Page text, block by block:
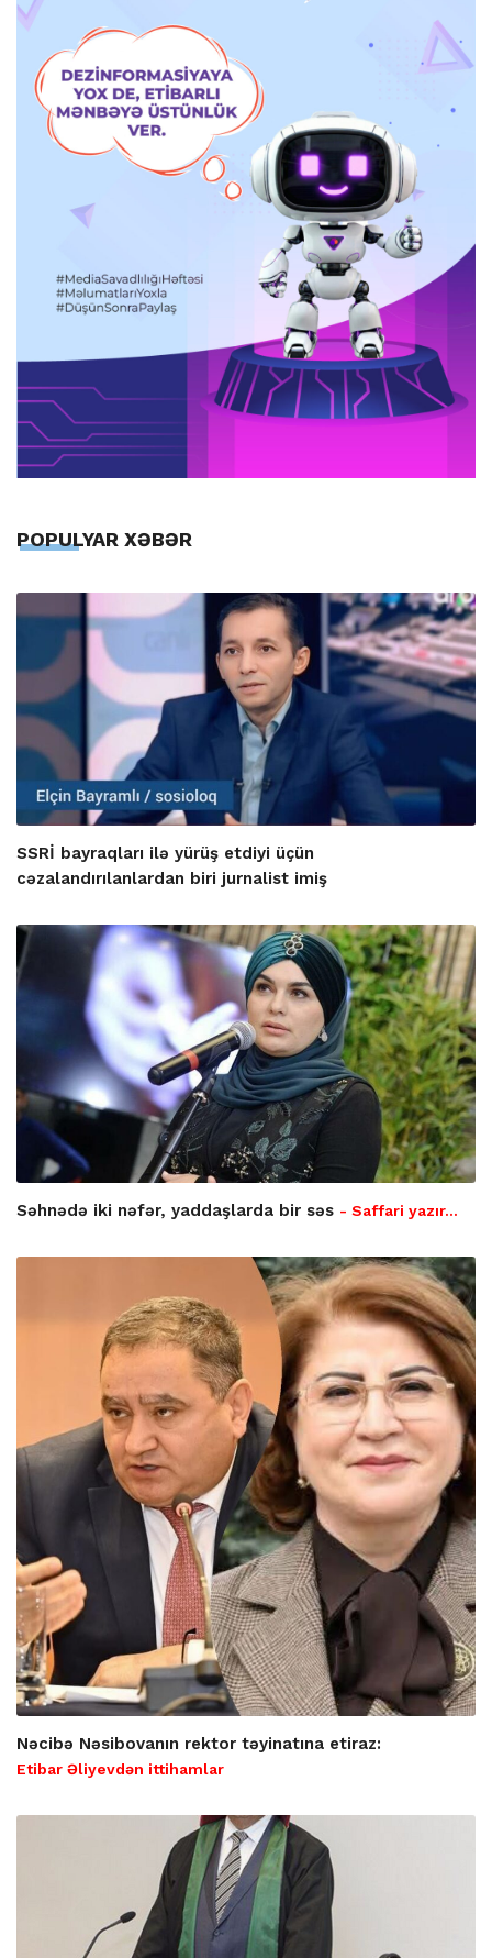
POPULYAR XƏBƏR
SSRİ bayraqları ilə yürüş etdiyi üçün
cəzalandırılanlardan biri jurnalist imiş
Səhnədə iki nəfər, yaddaşlarda bir səs - Saffari yazır…
Nəcibə Nəsibovanın rektor təyinatına etiraz:
Etibar Əliyevdən ittihamlar